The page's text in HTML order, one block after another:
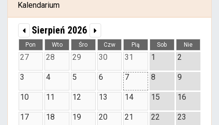
Kalendarium
Sierpień 2026
Pon Wto Śro Czw Pią Sob Nie
27 28 29 30 31 1 2
3 4 5 6 7 8 9
10 11 12 13 14 15 16
17 18 19 20 21 22 23